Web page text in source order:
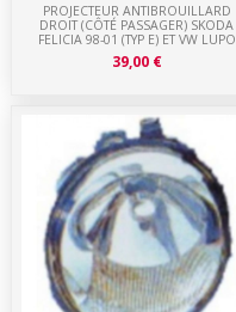
PROJECTEUR ANTIBROUILLARD
DROIT (CÔTÉ PASSAGER) SKODA
FELICIA 98-01 (TYP E) ET VW LUPO
39,00 €